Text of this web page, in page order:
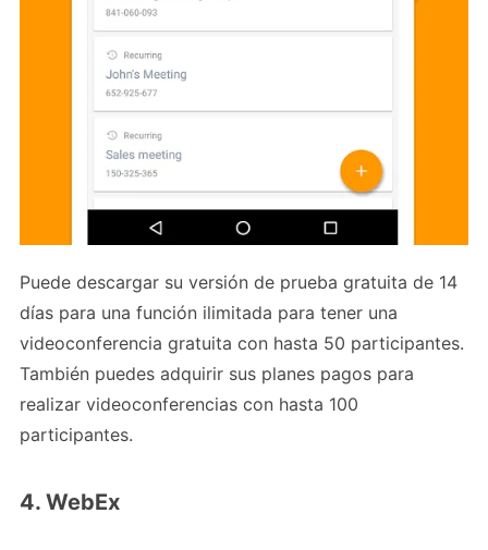
Puede descargar su versión de prueba gratuita de 14
días para una función ilimitada para tener una
videoconferencia gratuita con hasta 50 participantes.
También puedes adquirir sus planes pagos para
realizar videoconferencias con hasta 100
participantes.
4. WebEx